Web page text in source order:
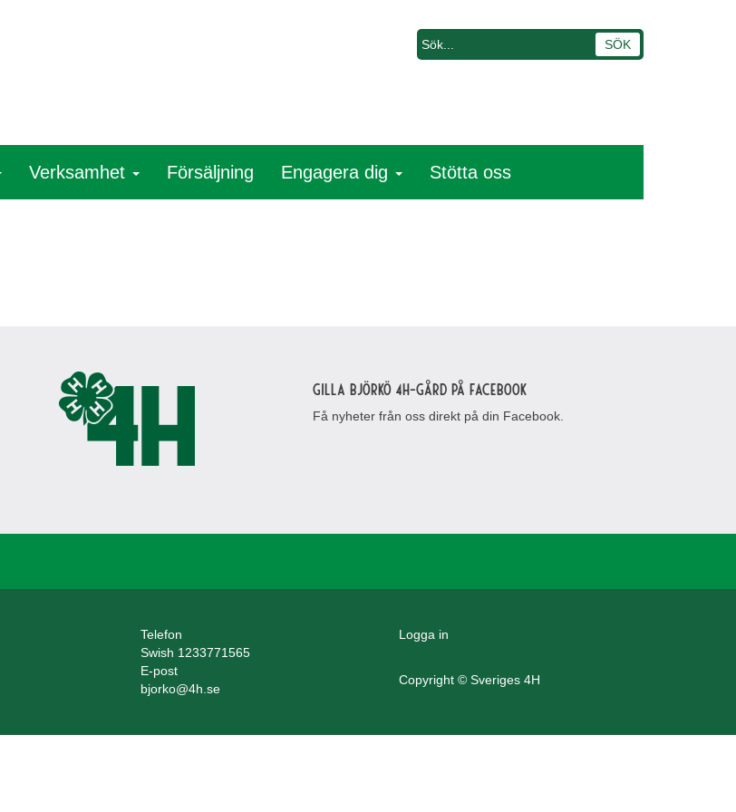
Verksamhet Försäljning Engagera dig Stötta oss
Gilla Björkö 4H-gård på Facebook
Få nyheter från oss direkt på din Facebook.
Telefon
Swish 1233771565
E-post
bjorko@4h.se
Logga in
Copyright © Sveriges 4H